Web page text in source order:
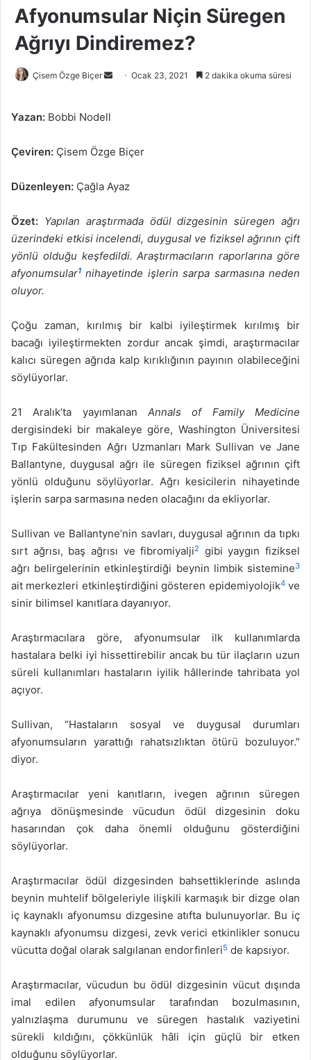
Afyonumsular Niçin Süregen
Ağrıyı Dindiremez?
Çisem Özge Biçer
Bir
Ocak 23, 2021 2 dakika okuma süresi
Yazan: Bobbi Nodell
Çeviren: Çisem Özge Biçer
Düzenleyen: Çağla Ayaz
Özet: Yapılan araştırmada ödül dizgesinin süregen ağrı
üzerindeki etkisi incelendi, duygusal ve fiziksel ağrının çift
yönlü olduğu keşfedildi. Araştırmacıların raporlarına göre
afyonumsular1 nihayetinde işlerin sarpa sarmasına neden
oluyor.
Çoğu zaman, kırılmış bir kalbi iyileştirmek kırılmış bir
bacağı iyileştirmekten zordur ancak şimdi, araştırmacılar
kalıcı süregen ağrıda kalp kırıklığının payının olabileceğini
söylüyorlar.
21 Aralık’ta yayımlanan Annals of Family Medicine
dergisindeki bir makaleye göre, Washington Üniversitesi
Tıp Fakültesinden Ağrı Uzmanları Mark Sullivan ve Jane
Ballantyne, duygusal ağrı ile süregen fiziksel ağrının çift
yönlü olduğunu söylüyorlar. Ağrı kesicilerin nihayetinde
işlerin sarpa sarmasına neden olacağını da ekliyorlar.
Sullivan ve Ballantyne’nin savları, duygusal ağrının da tıpkı
sırt ağrısı, baş ağrısı ve fibromiyalji2
gibi yaygın fiziksel
ağrı belirgelerinin etkinleştirdiği beynin limbik sistemine3
ait merkezleri etkinleştirdiğini gösteren epidemiyolojik4ve
sinir bilimsel kanıtlara dayanıyor.
Araştırmacılara göre, afyonumsular ilk kullanımlarda
hastalara belki iyi hissettirebilir ancak bu tür ilaçların uzun
süreli kullanımları hastaların iyilik hâllerinde tahribata yol
açıyor.
Sullivan, “Hastaların sosyal ve duygusal durumları
afyonumsuların yarattığı rahatsızlıktan ötürü bozuluyor.”
diyor.
Araştırmacılar yeni kanıtların, ivegen ağrının süregen
ağrıya dönüşmesinde vücudun ödül dizgesinin doku
hasarından çok daha önemli olduğunu gösterdiğini
söylüyorlar.
Araştırmacılar ödül dizgesinden bahsettiklerinde aslında
beynin muhtelif bölgeleriyle ilişkili karmaşık bir dizge olan
iç kaynaklı afyonumsu dizgesine atıfta bulunuyorlar. Bu iç
kaynaklı afyonumsu dizgesi, zevk verici etkinlikler sonucu
vücutta doğal olarak salgılanan endorfinleri5 de kapsıyor.
Araştırmacılar, vücudun bu ödül dizgesinin vücut dışında
imal edilen afyonumsular tarafından bozulmasının,
yalnızlaşma durumunu ve süregen hastalık vaziyetini
sürekli kıldığını, çökkünlük hâli için güçlü bir etken
olduğunu söylüyorlar.